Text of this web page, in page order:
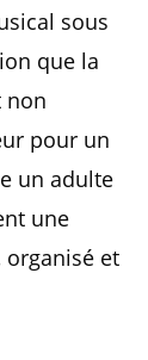
sous
que la
non
pour un
un adulte
une
organisé et